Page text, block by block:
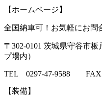
【ホームページ】
全国納車可！お気軽にお問
〒302-0101 茨城県守谷市
プ場内）
TEL 0297-47-9588 FAX
【装備】